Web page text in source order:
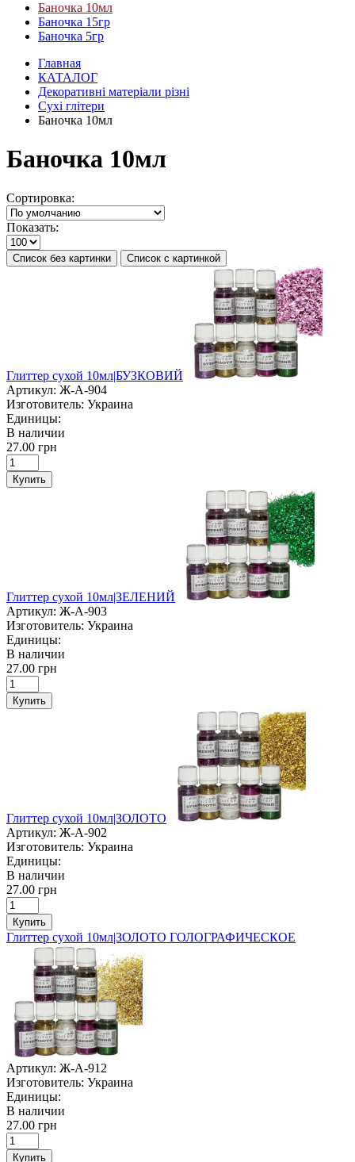
Баночка 10мл
Баночка 15гр
Баночка 5гр
Главная
КАТАЛОГ
Декоративні матеріали різні
Сухі глітери
Баночка 10мл
Баночка 10мл
Сортировка:
Показать:
Список без картинки Список с картинкой
Глиттер сухой 10мл|БУЗКОВИЙ
Артикул: Ж-А-904
Изготовитель: Украина
Единицы:
В наличии
27.00 грн
Купить
Глиттер сухой 10мл|ЗЕЛЕНИЙ
Артикул: Ж-А-903
Изготовитель: Украина
Единицы:
В наличии
27.00 грн
Купить
Глиттер сухой 10мл|ЗОЛОТО
Артикул: Ж-А-902
Изготовитель: Украина
Единицы:
В наличии
27.00 грн
Купить
Глиттер сухой 10мл|ЗОЛОТО ГОЛОГРАФИЧЕСКОЕ
Артикул: Ж-А-912
Изготовитель: Украина
Единицы:
В наличии
27.00 грн
Купить